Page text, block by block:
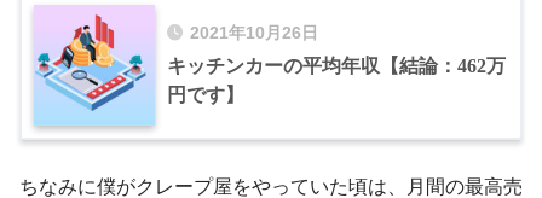
2021年10月26日
キッチンカーの平均年収【結論：462万
円です】
ちなみに僕がクレープ屋をやっていた頃は、月間の最高売